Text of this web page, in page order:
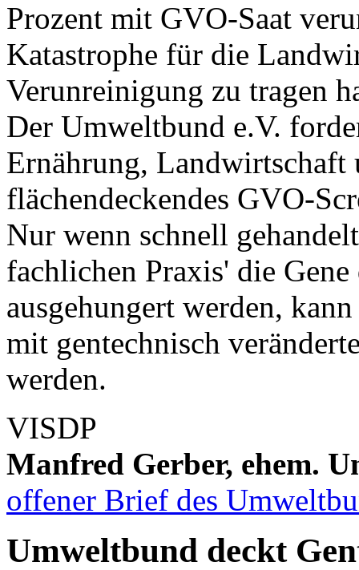
Prozent mit GVO-Saat
Katastrophe für die
Verunreinigung zu tragen
Der Umweltbund e.V.
Ernährung, Landwirtschaft
flächendeckendes GVO-
Nur wenn schnell
fachlichen Praxis' die
ausgehungert werden,
mit gentechnisch
werden.
VISDP
Manfred Gerber, ehem.
offener Brief des
Umweltbund deckt